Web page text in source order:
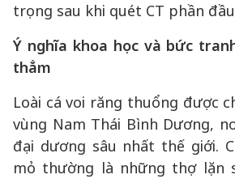
trọng sau khi quét CT phần
Ý nghĩa khoa học và bức
thẳm
Loài cá voi răng thuổng được
vùng Nam Thái Bình Dương,
đại dương sâu nhất thế giới.
mỏ thường là những thợ lặn